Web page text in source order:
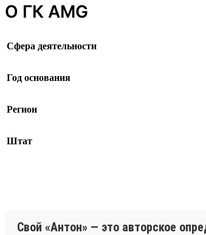
О ГК AMG
Сфера деятельности
Год основания
Регион
Штат
Свой «Антон» — это авторское